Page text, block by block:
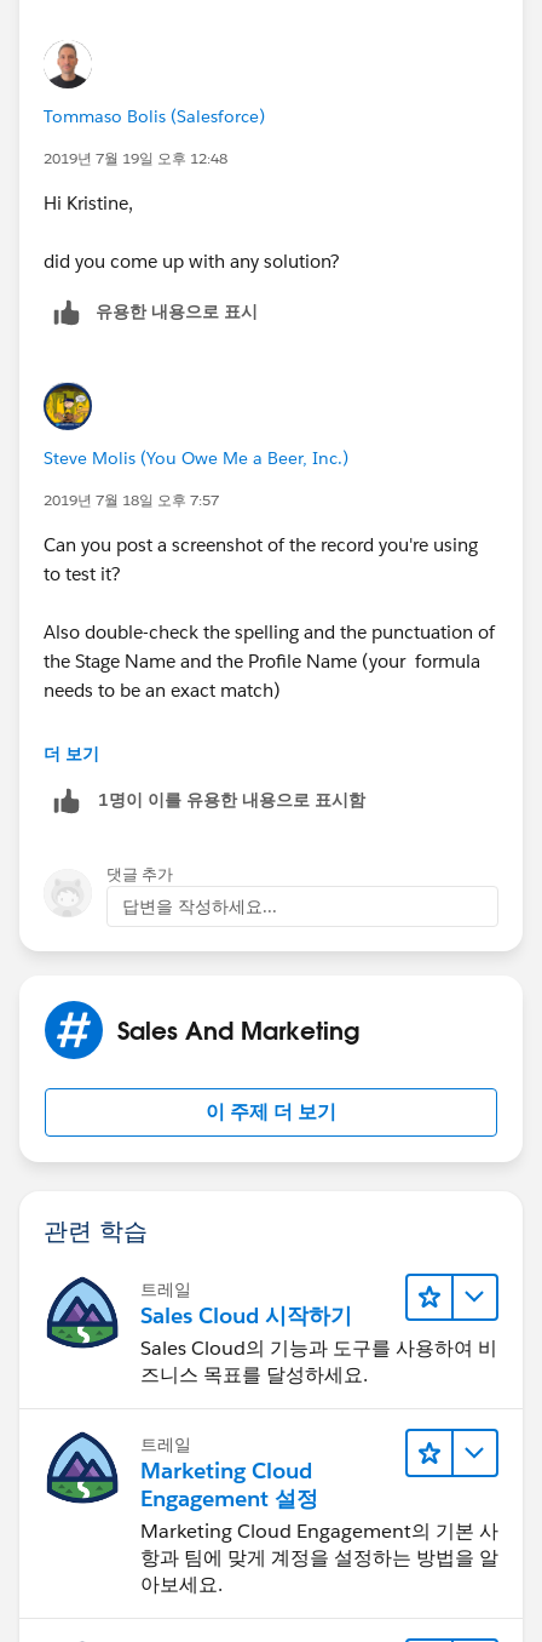
from editing the Opportunity Stage and changing it
to 'Purchase Order - Closed Won', it will not lock the
entire Opportunity record (if that's what you're trying
Tommaso Bolis (Salesforce)
2019년 7월 19일 오후 12:48
Hi Kristine,
did you come up with any solution?
유용한 내용으로 표시
Steve Molis (You Owe Me a Beer, Inc.)
2019년 7월 18일 오후 7:57
Can you post a screenshot of the record you're using
to test it?
Also double-check the spelling and the punctuation of
the Stage Name and the Profile Name (your formula
needs to be an exact match)
Try removing one line at a time and re-test the Rule
더 보기
1명이 이를 유용한 내용으로 표시함
댓글 추가
답변을 작성하세요...
Sales And Marketing
이 주제 더 보기
관련 학습
트레일
Sales Cloud 시작하기
Sales Cloud의 기능과 도구를 사용하여 비
즈니스 목표를 달성하세요.
트레일
Marketing Cloud
Engagement 설정
Marketing Cloud Engagement의 기본 사
항과 팀에 맞게 계정을 설정하는 방법을 알
아보세요.